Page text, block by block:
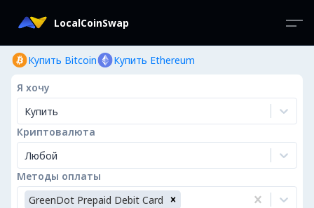
LocalCoinSwap
Купить Bitcoin Купить Ethereum
Я хочу
Купить
Криптовалюта
Любой
Методы оплаты
GreenDot Prepaid Debit Card